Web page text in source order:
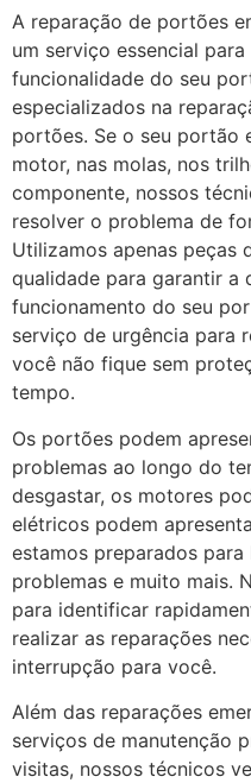
A reparação de portões
um serviço essencial
funcionalidade do seu
especializados na
portões. Se o seu portão
motor, nas molas, nos
componente, nossos
resolver o problema de
Utilizamos apenas peças
qualidade para garantir a
funcionamento do seu
serviço de urgência para
você não fique sem
tempo.
Os portões podem
problemas ao longo do
desgastar, os motores
elétricos podem
estamos preparados
problemas e muito mais.
para identificar
realizar as reparações
interrupção para você.
Além das reparações
serviços de manutenção
visitas, nossos técnicos